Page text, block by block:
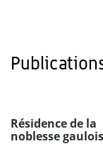
Résidence de la
noblesse